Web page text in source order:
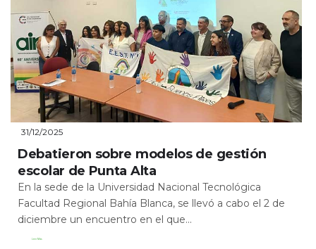
31/12/2025
Debatieron sobre modelos de gestión
escolar de Punta Alta
En la sede de la Universidad Nacional Tecnológica
Facultad Regional Bahía Blanca, se llevó a cabo el 2 de
diciembre un encuentro en el que...
Leer Más